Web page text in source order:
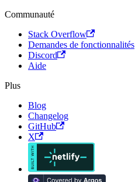
Communauté
Stack Overflow
Demandes de fonctionnalités
Discord
Aide
Plus
Blog
Changelog
GitHub
X